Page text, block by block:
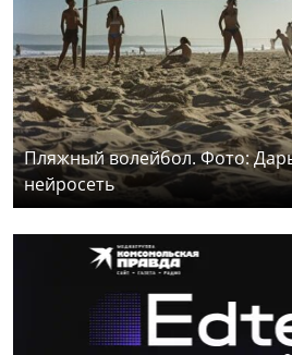
Пляжный волейбол. Фото:
нейросеть